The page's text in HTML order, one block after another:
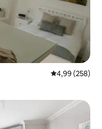
4,99 de uma
4,99 (258)
hóspedes